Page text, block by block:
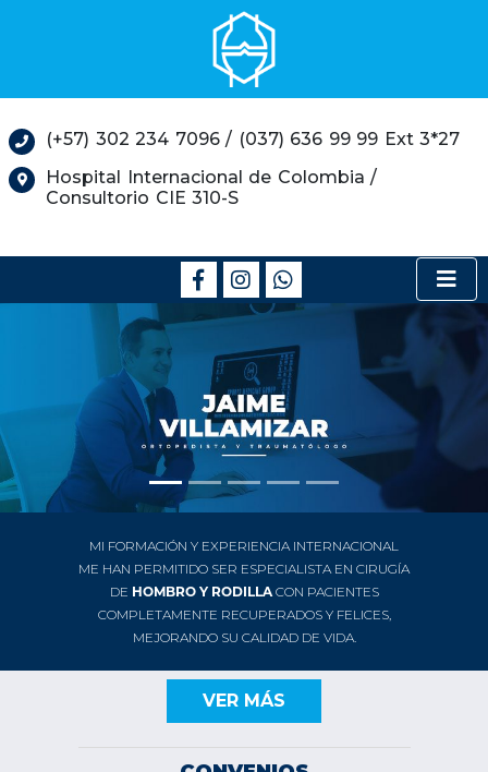
(+57) 302 234 7096 / (037) 636 99 99 Ext 3*27
Hospital Internacional de Colombia /
Consultorio CIE 310-S
MI FORMACIÓN Y EXPERIENCIA INTERNACIONAL
ME HAN PERMITIDO SER ESPECIALISTA EN CIRUGÍA
DE HOMBRO Y RODILLACON PACIENTES
COMPLETAMENTE RECUPERADOS Y FELICES,
MEJORANDO SU CALIDAD DE VIDA.
VER MÁS